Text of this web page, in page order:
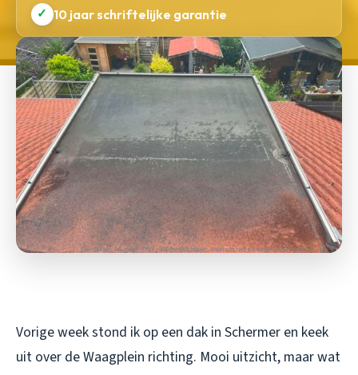
✓ 10 jaar schriftelijke garantie
Vorige week stond ik op een dak in Schermer en keek
uit over de Waagplein richting. Mooi uitzicht, maar wat